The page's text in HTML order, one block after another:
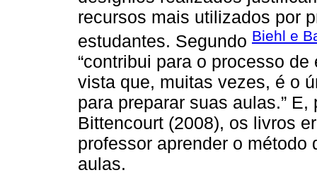
recursos mais utilizados por
estudantes. Segundo Biehl e
“contribui para o processo
vista que, muitas vezes, é o
para preparar suas aulas.”
Bittencourt (2008), os livros
professor aprender o
aulas.